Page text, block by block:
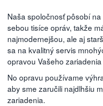
Naša spoločnosť pôsobí
sebou tisíce opráv, takže
najmodernejšou, ale aj
sa na kvalitný servis
opravou Vašeho
No opravu používame
aby sme zaručili najdlhšiu
zariadenia.